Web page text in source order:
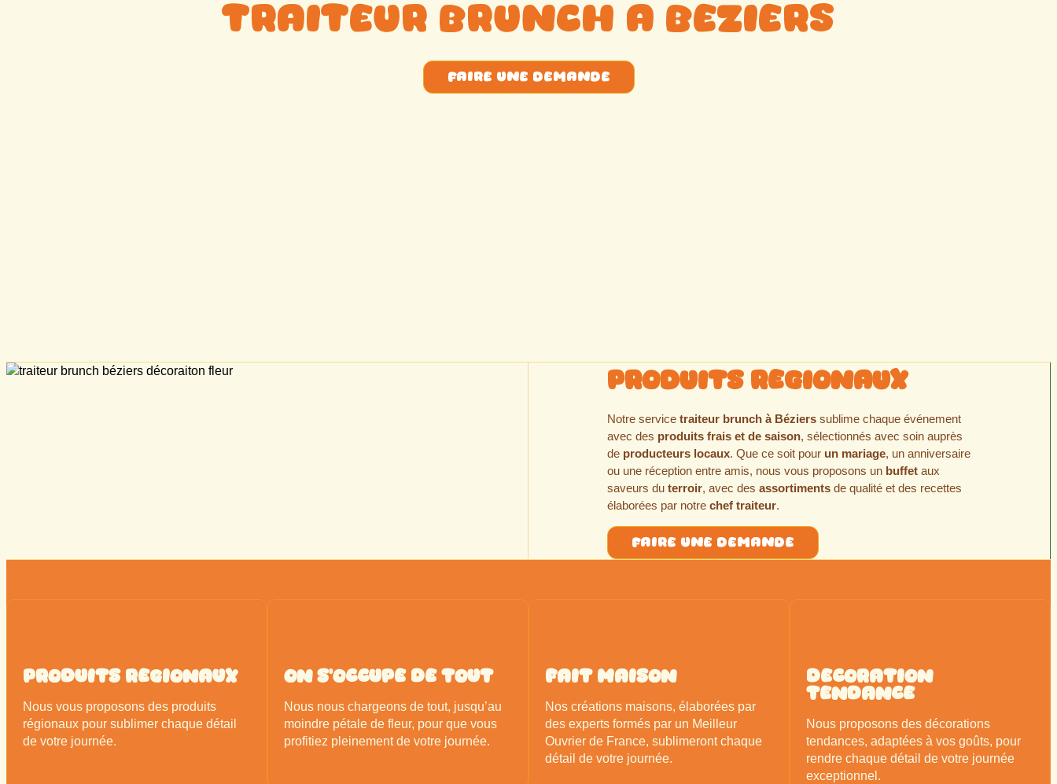
Traiteur brunch a Beziers
faire une demande
Produits regionaux
Notre service traiteur brunch à Béziers sublime chaque événement
avec des produits frais et de saison, sélectionnés avec soin auprès
de producteurs locaux. Que ce soit pour un mariage, un anniversaire
ou une réception entre amis, nous vous proposons un buffet aux
saveurs du terroir, avec des assortiments de qualité et des recettes
élaborées par notre chef traiteur.
faire une demande
Produits Regionaux
Nous vous proposons des produits
régionaux pour sublimer chaque détail
de votre journée.
on s'occupe de tout
Nous nous chargeons de tout, jusqu’au
moindre pétale de fleur, pour que vous
profitiez pleinement de votre journée.
Fait Maison
Nos créations maisons, élaborées par
des experts formés par un Meilleur
Ouvrier de France, sublimeront chaque
détail de votre journée.
decoration
tendance
Nous proposons des décorations
tendances, adaptées à vos goûts, pour
rendre chaque détail de votre journée
exceptionnel.